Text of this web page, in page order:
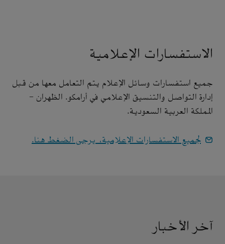
الاستفسارات الإعلامية
جميع استفسارات وسائل الإعلام يتم التعامل معها من قبل
إدارة التواصل والتنسيق الإعلامي في أرامكو. الظهران -
المملكة العربية السعودية.
لجميع الاستفسارات الإعلامية، يرجى الضغط هنا.
آخر الأخبار